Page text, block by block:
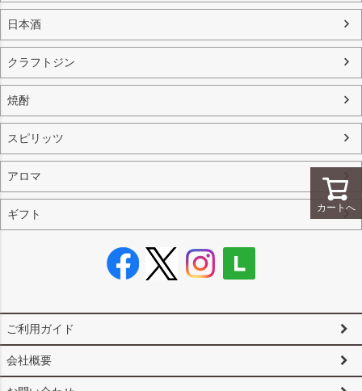
カートへ
日本酒
クラフトジン
焼酎
スピリッツ
アロマ
ギフト
ご利用ガイド
会社概要